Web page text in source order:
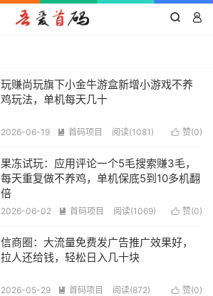
 
玩赚尚玩旗下小金牛游盒新增小游戏不养
鸡玩法，单机每天几十
 赞(0)
2026-06-19  首码项目 阅读(1081)
果冻试玩：应用评论一个5毛搜索赚3毛，
每天重复做不养鸡，单机保底5到10多机翻
倍
 赞(0)
2026-06-02  首码项目 阅读(1069)
信商圈：大流量免费发广告推广效果好，
拉人还给钱，轻松日入几十块
 赞(0)
2026-05-29  首码项目 阅读(872)